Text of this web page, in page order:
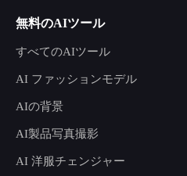
無料のAIツール
すべてのAIツール
AI ファッションモデル
AIの背景
AI製品写真撮影
AI 洋服チェンジャー